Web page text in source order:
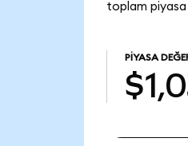
toplam piyasa
PIYASA